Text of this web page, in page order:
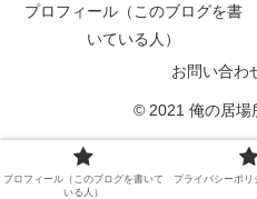
プロフィール（このブログを書
いている人）
お問い合わ
© 2021 俺の居場
プロフィール（このブログを書いて
いる人）
プライバシーポ